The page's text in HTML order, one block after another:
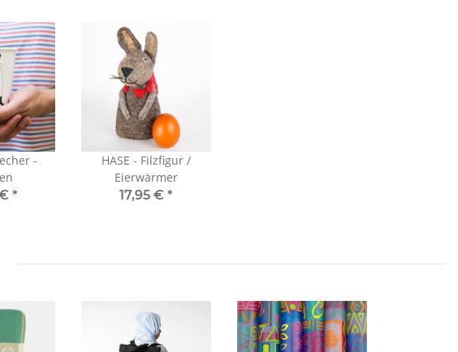
-
*
HASE - Filzfigur /
Eierwärmer
17,95 € *